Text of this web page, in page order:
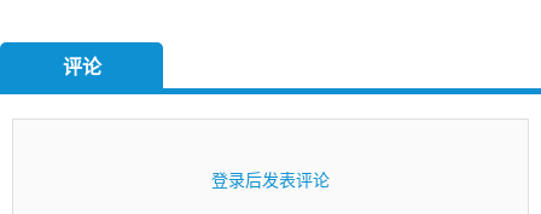
评论
登录后发表评论